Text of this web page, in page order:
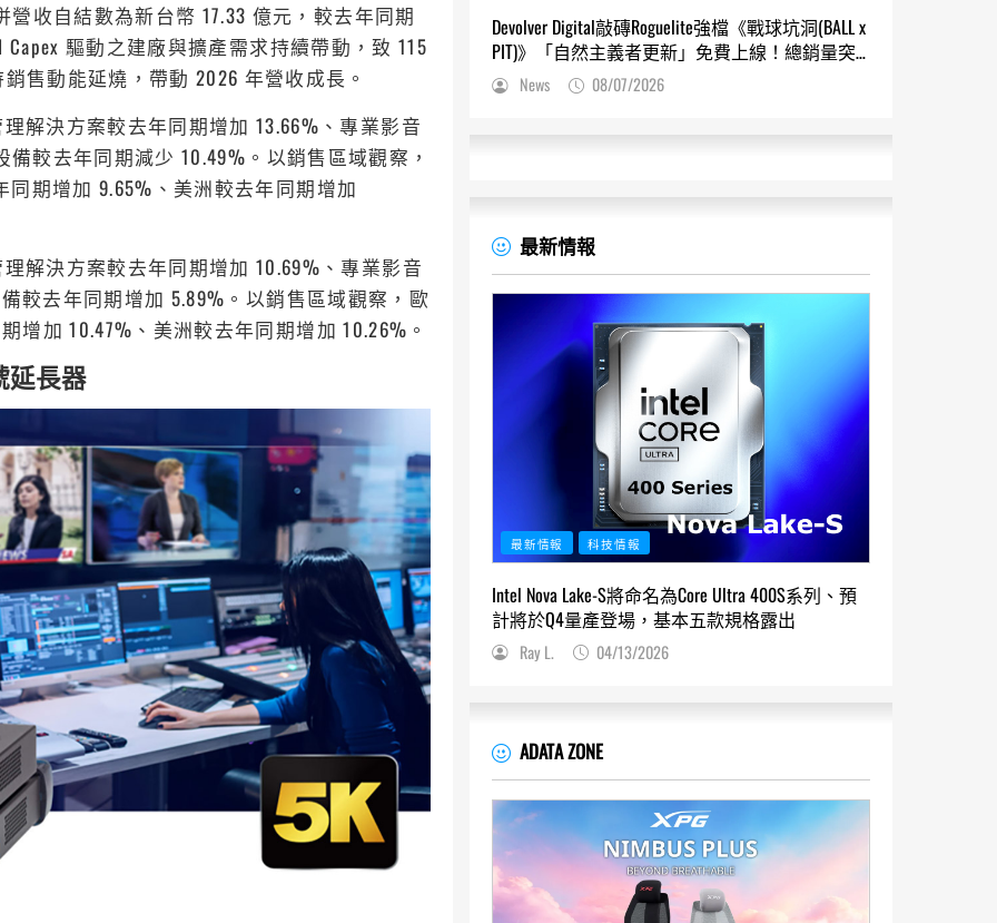
收自結數為新台幣 17.33 億元，較去年同期
驅動之建廠與擴產需求持續帶動，致 115
售動能延燒，帶動 2026 年營收成長。
解決方案較去年同期增加 13.66%、專業影音
較去年同期減少 10.49%。以銷售區域觀察，
期增加 9.65%、美洲較去年同期增加
解決方案較去年同期增加 10.69%、專業影音
較去年同期增加 5.89%。以銷售區域觀察，歐
增加 10.47%、美洲較去年同期增加 10.26%。
延長器
Devolver Digital敲磚Roguelite強檔《戰球坑洞(BALL x
PIT)》「自然主義者更新」免費上線！總銷量突
破200萬份，遊戲史低66折熱銷中
News 08/07/2026
最新情報
最新情報 科技情報
Intel Nova Lake-S將命名為Core Ultra 400S系列、預
計將於Q4量產登場，基本五款規格露出
Ray L. 04/13/2026
ADATA ZONE